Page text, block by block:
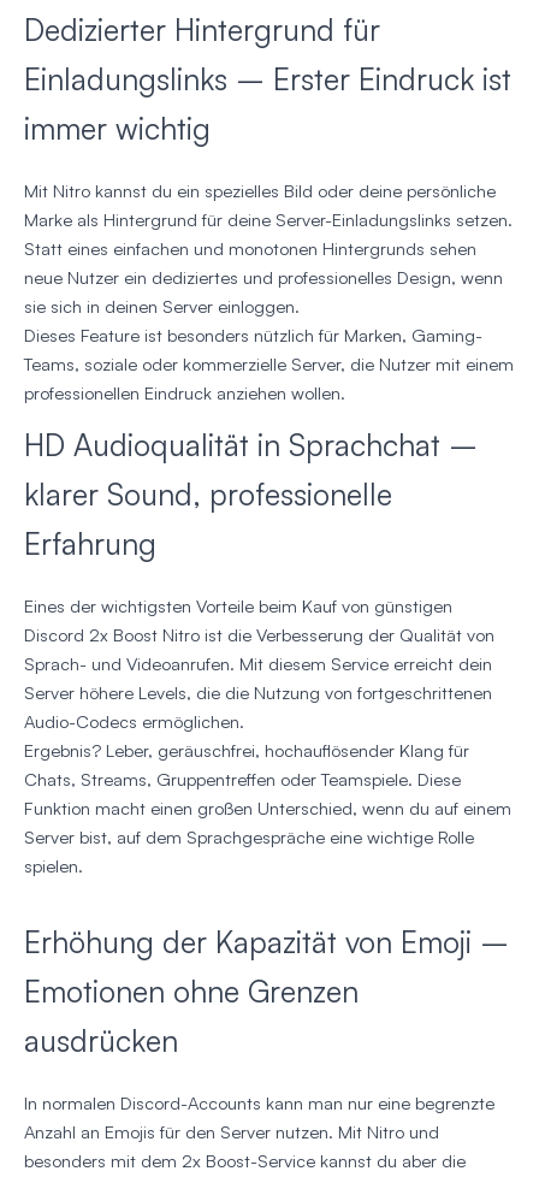
Dedizierter Hintergrund für
Einladungslinks – Erster Eindruck ist
immer wichtig
Mit Nitro kannst du ein spezielles Bild oder deine persönliche
Marke als Hintergrund für deine Server-Einladungslinks setzen.
Statt eines einfachen und monotonen Hintergrunds sehen
neue Nutzer ein dediziertes und professionelles Design, wenn
sie sich in deinen Server einloggen.
Dieses Feature ist besonders nützlich für Marken, Gaming-
Teams, soziale oder kommerzielle Server, die Nutzer mit einem
professionellen Eindruck anziehen wollen.
HD Audioqualität in Sprachchat –
klarer Sound, professionelle
Erfahrung
Eines der wichtigsten Vorteile beim Kauf von günstigen
Discord 2x Boost Nitro ist die Verbesserung der Qualität von
Sprach- und Videoanrufen. Mit diesem Service erreicht dein
Server höhere Levels, die die Nutzung von fortgeschrittenen
Audio-Codecs ermöglichen.
Ergebnis? Leber, geräuschfrei, hochauflösender Klang für
Chats, Streams, Gruppentreffen oder Teamspiele. Diese
Funktion macht einen großen Unterschied, wenn du auf einem
Server bist, auf dem Sprachgespräche eine wichtige Rolle
spielen.
Erhöhung der Kapazität von Emoji –
Emotionen ohne Grenzen
ausdrücken
In normalen Discord-Accounts kann man nur eine begrenzte
Anzahl an Emojis für den Server nutzen. Mit Nitro und
besonders mit dem 2x Boost-Service kannst du aber die